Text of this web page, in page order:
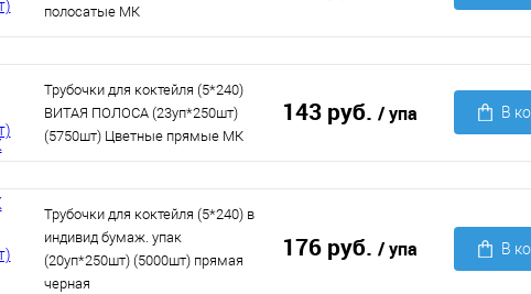
полосатые МК
Трубочки для коктейля (5*240)
ВИТАЯ ПОЛОСА (23уп*250шт)
(5750шт) Цветные прямые МК
143 руб. / упа В
Трубочки для коктейля (5*240) в
индивид бумаж. упак
(20уп*250шт) (5000шт) прямая
черная
176 руб. / упа В